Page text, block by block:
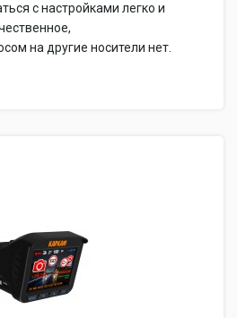
с настройками легко и
на другие носители нет.